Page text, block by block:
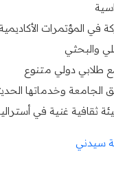
في المؤتمرات
والبحثي
طلابي دولي متنوع
الجامعة وخدماتها
ثقافية غنية في
سيدني